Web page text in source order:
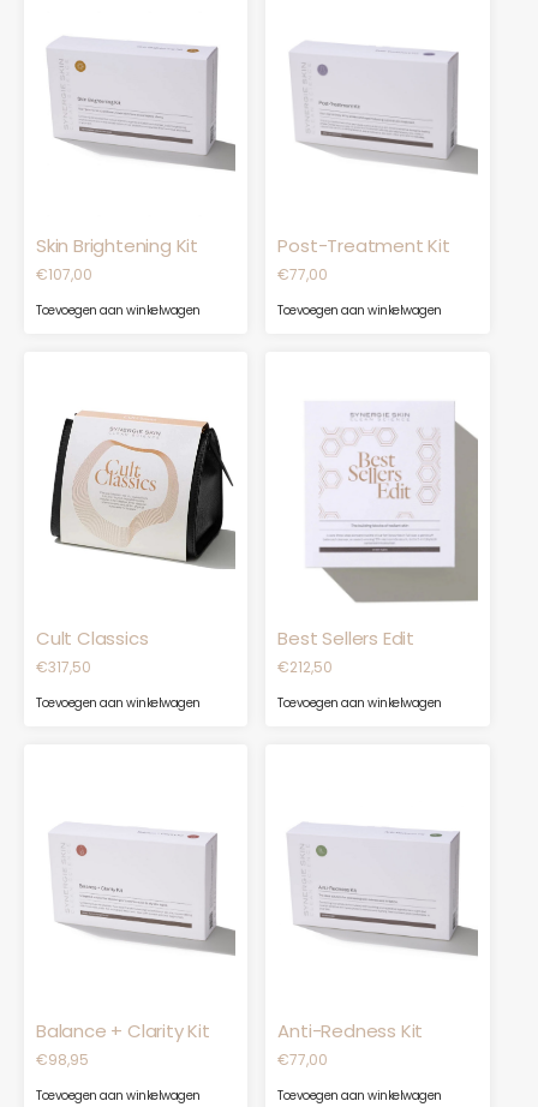
Skin Brightening Kit
€107,00
Toevoegen aan winkelwagen
Post-Treatment Kit
€77,00
Toevoegen aan winkelwagen
Cult Classics
€317,50
Toevoegen aan winkelwagen
Best Sellers Edit
€212,50
Toevoegen aan winkelwagen
Balance + Clarity Kit
€98,95
Toevoegen aan winkelwagen
Anti-Redness Kit
€77,00
Toevoegen aan winkelwagen